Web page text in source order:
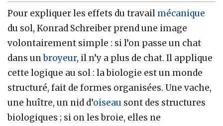
Pour expliquer les effets du travail mécanique
du sol, Konrad Schreiber prend une image
volontairement simple : si l’on passe un chat
dans unbroyeur, il n’y a plus de chat. Il applique
cette logique au sol : la biologie est un monde
structuré, fait de formes organisées. Une vache,
une huître, un nid d’oiseau sont des structures
biologiques ; si on les broie, elles ne